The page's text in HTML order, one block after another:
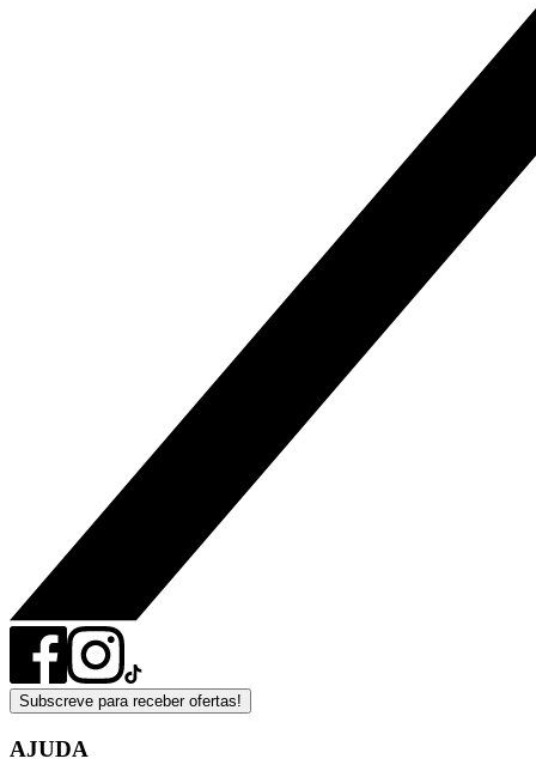
Subscreve para receber ofertas!
AJUDA